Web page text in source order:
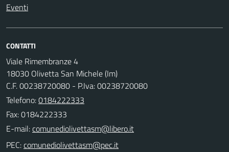
Eventi
CONTATTI
Viale Rimembranze 4
18030 Olivetta San Michele (Im)
C.F. 00238720080 - P.Iva: 00238720080
Telefono:0184222333
Fax: 0184222333
E-mail:
PEC: